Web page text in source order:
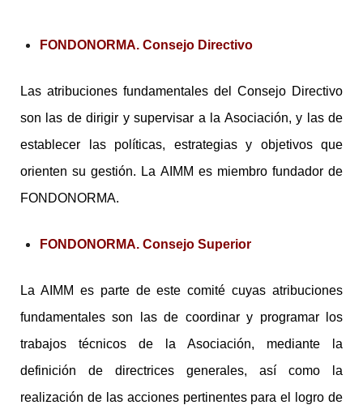
FONDONORMA. Consejo Directivo
Las atribuciones fundamentales del Consejo Directivo
son las de dirigir y supervisar a la Asociación, y las de
establecer las políticas, estrategias y objetivos que
orienten su gestión. La AIMM es miembro fundador de
FONDONORMA.
FONDONORMA. Consejo Superior
La AIMM es parte de este comité cuyas atribuciones
fundamentales son las de coordinar y programar los
trabajos técnicos de la Asociación, mediante la
definición de directrices generales, así como la
realización de las acciones pertinentes para el logro de